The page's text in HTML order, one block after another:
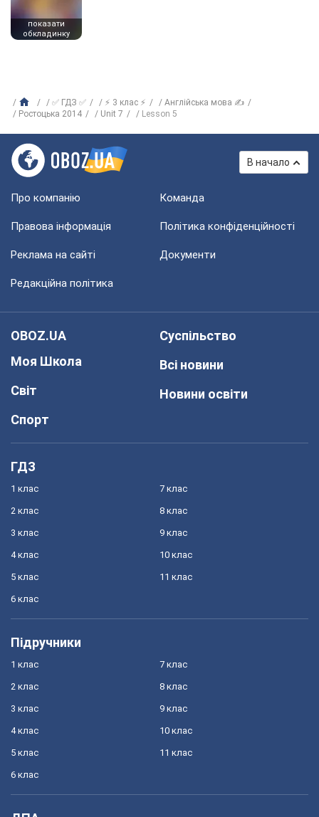
показати
обкладинку
✅ ГДЗ ✅ ⚡ 3 клас ⚡
Англійська мова ✍
Ростоцька 2014
Unit 7 Lesson 5
В начало
Про компанію Команда
Правова інформація Політика конфіденційності
Реклама на сайті Документи
Редакційна політика
OBOZ.UA
Моя Школа
Світ
Спорт
Суспільство
Всі новини
Новини освіти
ГДЗ
1 клас
2 клас
3 клас
4 клас
5 клас
6 клас
7 клас
8 клас
9 клас
10 клас
11 клас
Підручники
1 клас
2 клас
3 клас
4 клас
5 клас
6 клас
7 клас
8 клас
9 клас
10 клас
11 клас